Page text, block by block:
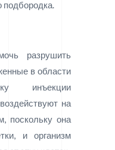
подбородка.
разрушить
в области
инъекции
на
поскольку она
и организм